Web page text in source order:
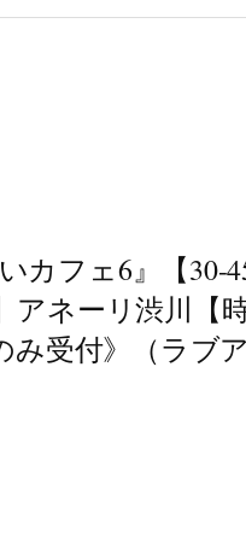
カフェ6』【30-
ネーリ渋川【
受付》（ラブ